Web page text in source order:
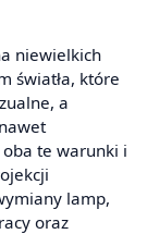
niewielkich
światła, które
a
oba te warunki i
lamp,
oraz